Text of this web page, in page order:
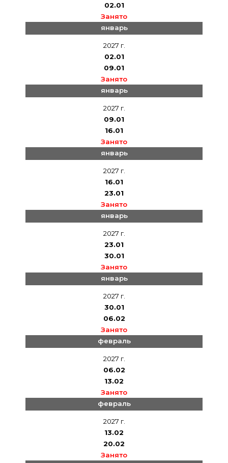
02.01
Занято
январь
2027 г.
02.01
09.01
Занято
январь
2027 г.
09.01
16.01
Занято
январь
2027 г.
16.01
23.01
Занято
январь
2027 г.
23.01
30.01
Занято
январь
2027 г.
30.01
06.02
Занято
февраль
2027 г.
06.02
13.02
Занято
февраль
2027 г.
13.02
20.02
Занято